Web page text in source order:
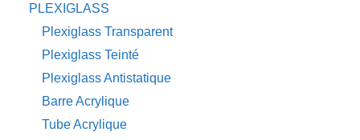
PLEXIGLASS
Plexiglass Transparent
Plexiglass Teinté
Plexiglass Antistatique
Barre Acrylique
Tube Acrylique